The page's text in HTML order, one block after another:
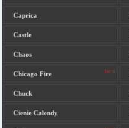
Caprica
Castle
Chaos
Chicago Fire
Chuck
Cienie Calendy